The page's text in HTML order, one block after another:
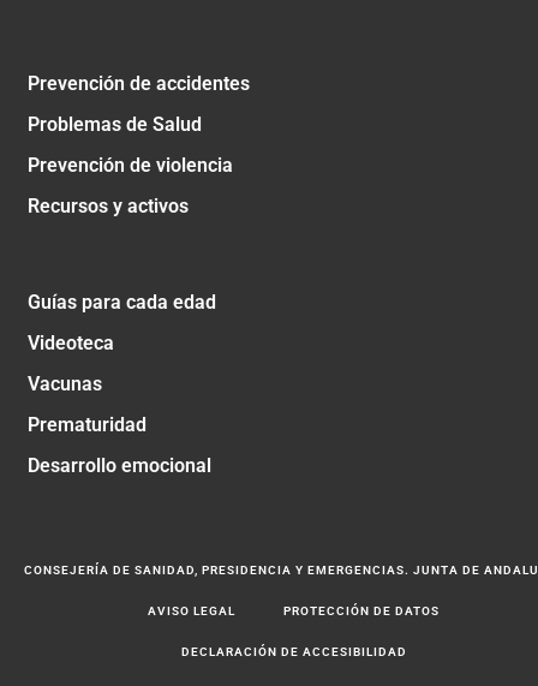
Prevención de accidentes
Problemas de Salud
Prevención de violencia
Recursos y activos
Guías para cada edad
Videoteca
Vacunas
Prematuridad
Desarrollo emocional
CONSEJERÍA DE SANIDAD, PRESIDENCIA Y EMERGENCIAS. JUNTA DE
AVISO LEGAL PROTECCIÓN DE DATOS
DECLARACIÓN DE ACCESIBILIDAD